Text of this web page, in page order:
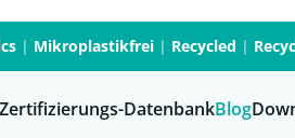
| Mikroplastikfrei| Recycled |
Zertifizierungs-DatenbankBlog